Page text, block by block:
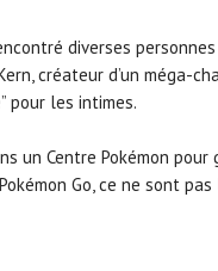
diverses
créateur d’un méga-
pour les intimes.
un Centre Pokémon pour
Go, ce ne sont